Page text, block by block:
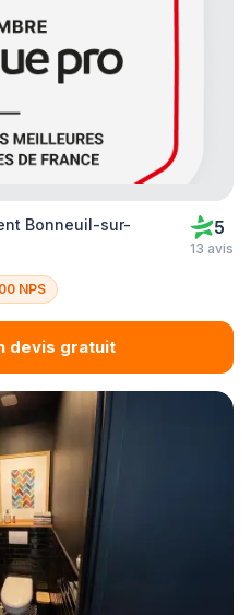
Bonneuil-sur-
5
13 avis
NPS
devis gratuit